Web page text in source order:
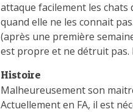
attaque facilement les chats
quand elle ne les connait
(après une première
est propre et ne détruit pas.
Histoire
Malheureusement son
Actuellement en FA, il est